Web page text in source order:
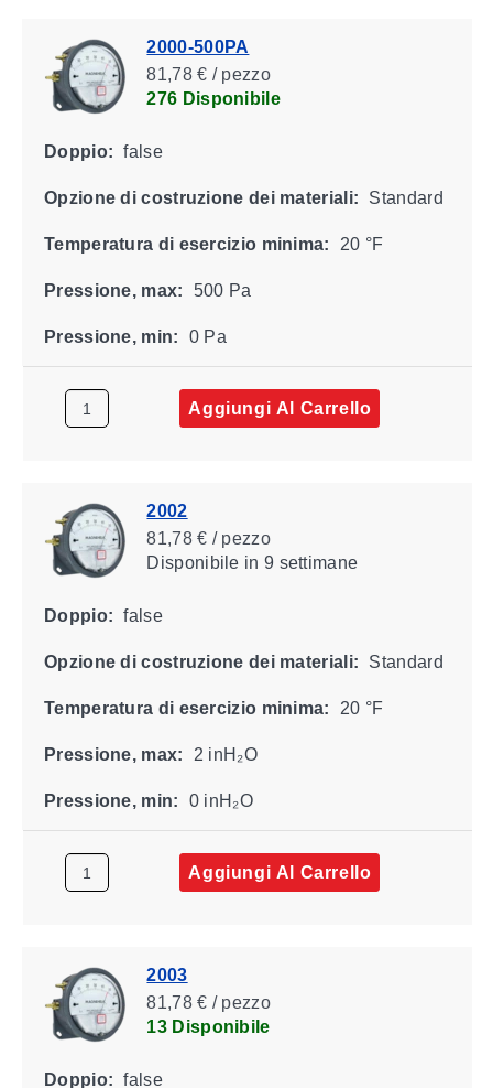
2000-500PA
81,78 € / pezzo
276 Disponibile
Doppio: false
Opzione di costruzione dei materiali: Standard
Temperatura di esercizio minima: 20 °F
Pressione, max: 500 Pa
Pressione, min: 0 Pa
Aggiungi Al Carrello
2002
81,78 € / pezzo
Disponibile in 9 settimane
Doppio: false
Opzione di costruzione dei materiali: Standard
Temperatura di esercizio minima: 20 °F
Pressione, max: 2 inH₂O
Pressione, min: 0 inH₂O
Aggiungi Al Carrello
2003
81,78 € / pezzo
13 Disponibile
Doppio: false